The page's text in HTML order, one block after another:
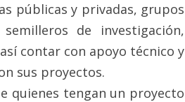
públicas y privadas, grupos
de investigación,
contar con apoyo técnico y
sus proyectos.
quienes tengan un proyecto